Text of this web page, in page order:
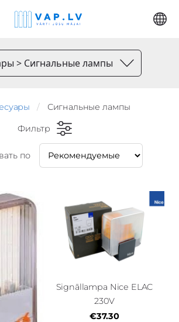
> Сигнальные лампы
Сигнальные лампы
Фильтр
по
Signāllampa Nice ELAC
230V
€37.30